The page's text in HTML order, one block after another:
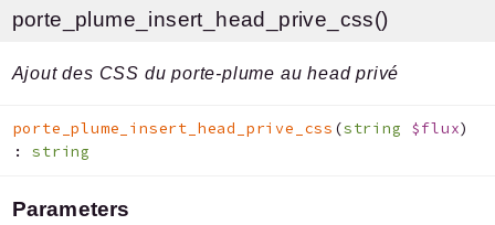
porte_plume_insert_head_prive_css()
Ajout des CSS du porte-plume au head privé
porte_plume_insert_head_prive_css (string $flux)
:string
Parameters